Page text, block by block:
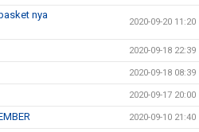
nya
2020-09-20 11:20
2020-09-18 22:39
2020-09-18 08:39
2020-09-17 20:00
2020-09-10 21:40